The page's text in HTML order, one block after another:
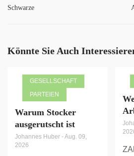
Schwarze
Könnte Sie Auch
GESELLSCHAFT
PARTEIEN
Warum Stocker
ausgerutscht ist
Johannes Huber -Aug. 09,
2026